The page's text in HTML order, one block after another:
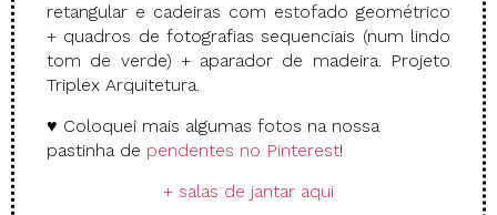
retangular e cadeiras com estofado geométrico
+ quadros de fotografias sequenciais (num lindo
tom de verde) + aparador de madeira. Projeto
Triplex Arquitetura.
♥ Coloquei mais algumas fotos na nossa
pastinha de pendentes no Pinterest!
+ salas de jantar aqui